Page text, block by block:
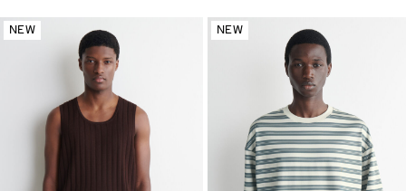
NEW NEW